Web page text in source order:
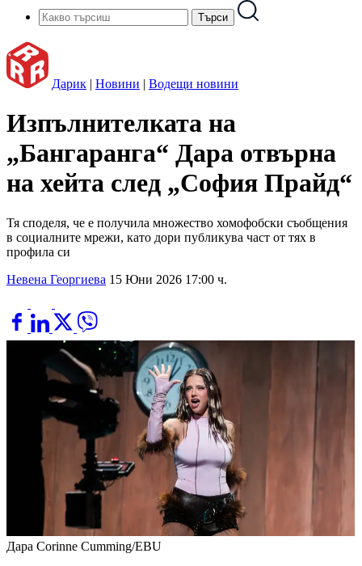
Дарик | Новини | Водещи новини
Изпълнителката на
„Бангаранга“ Дара отвърна
на хейта след „София Прайд“
Тя споделя, че е получила множество хомофобски съобщения
в социалните мрежи, като дори публикува част от тях в
профила си
Невена Георгиева 15 Юни 2026 17:00 ч.
Дара Corinne Cumming/EBU